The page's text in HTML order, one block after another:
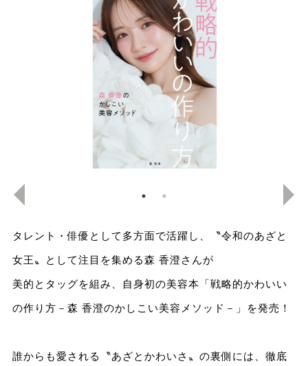
タレント・俳優として多方面で活躍し、〝令和のあざと
女王〟として注目を集める森 香澄さんが
美的とタッグを組み、自身初の美容本「戦略的かわいい
の作り方－森 香澄のかしこい美容メソッド－」を発売！
誰からも愛される〝あざとかわいさ〟の裏側には、徹底